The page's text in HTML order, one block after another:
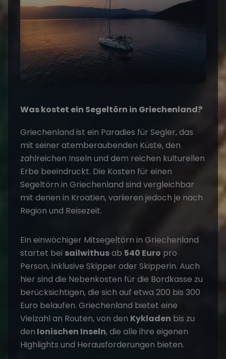
Was kostet ein Segeltörn in Griechenland?
Griechenland ist ein Paradies für Segler, das
mit seiner atemberaubenden Küste, den
zahlreichen Inseln und dem reichen kulturellen
Erbe beeindruckt. Die Kosten für einen
Segeltörn in Griechenland sind vergleichbar
mit denen in Kroatien, variieren jedoch je nach
Region und Reisezeit.
Ein einwöchiger Mitsegeltörn in Griechenland
startet bei sailwithusab 540 Euro pro
Person, inklusive Skipper oder Skipperin. Auch
hier sind die Nebenkosten für die Bordkasse zu
berücksichtigen, die sich auf etwa 200 bis 300
Euro belaufen. Griechenland bietet eine
Vielzahl an Routen, von den Kykladen bis zu
den Ionischen Inseln, die alle ihre eigenen
Highlights und Herausforderungen bieten.